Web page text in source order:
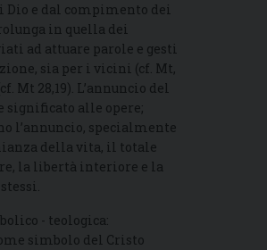
Dio e dal compimento dei
in quella dei
ad attuare parole e gesti
sia per i vicini (cf. Mt,
Mt 28,19). L’annuncio del
significato alle opere;
l’annuncio, specialmente
della vita, il totale
la libertà interiore e la
- teologica:
simbolo del Cristo